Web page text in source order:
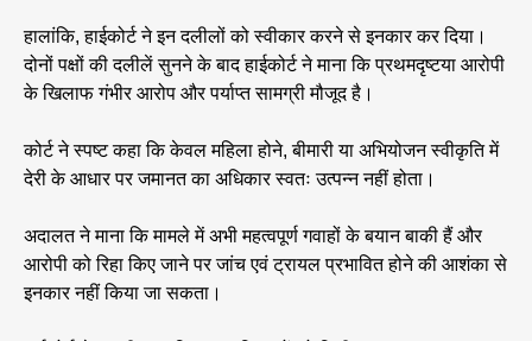
हालांकि, हाईकोर्ट ने इन दलीलों को स्वीकार करने से इनकार कर दिया।
दोनों पक्षों की दलीलें सुनने के बाद हाईकोर्ट ने माना कि प्रथमदृष्टया आरोपी
के खिलाफ गंभीर आरोप और पर्याप्त सामग्री मौजूद है।
कोर्ट ने स्पष्ट कहा कि केवल महिला होने, बीमारी या अभियोजन स्वीकृति में
देरी के आधार पर जमानत का अधिकार स्वतः उत्पन्न नहीं होता।
अदालत ने माना कि मामले में अभी महत्वपूर्ण गवाहों के बयान बाकी हैं और
आरोपी को रिहा किए जाने पर जांच एवं ट्रायल प्रभावित होने की आशंका से
इनकार नहीं किया जा सकता।